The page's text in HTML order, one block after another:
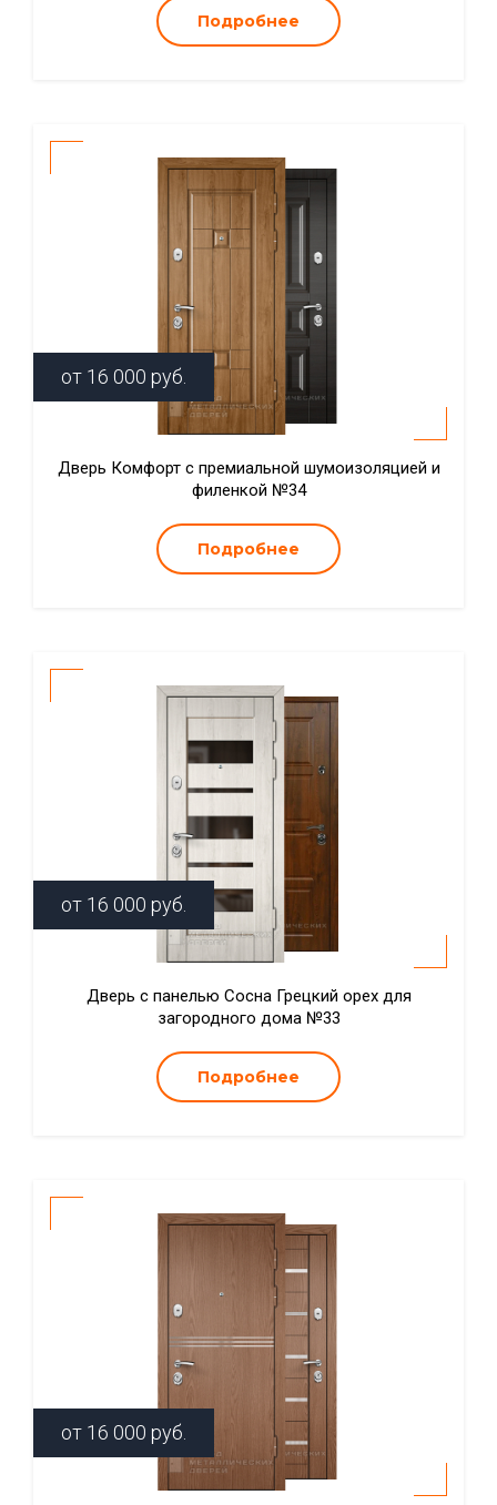
Подробнее
от 16 000 руб.
Дверь Комфорт с премиальной шумоизоляцией и
филенкой №34
Подробнее
от 16 000 руб.
Дверь с панелью Сосна Грецкий орех для
загородного дома №33
Подробнее
от 16 000 руб.